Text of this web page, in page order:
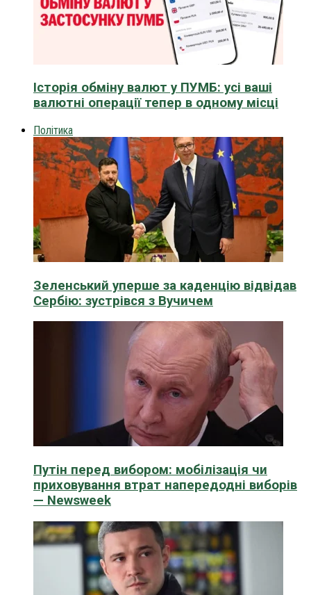
Історія обміну валют у ПУМБ: усі ваші
валютні операції тепер в одному місці
Політика
Зеленський уперше за каденцію відвідав
Сербію: зустрівся з Вучичем
Путін перед вибором: мобілізація чи
приховування втрат напередодні виборів
— Newsweek